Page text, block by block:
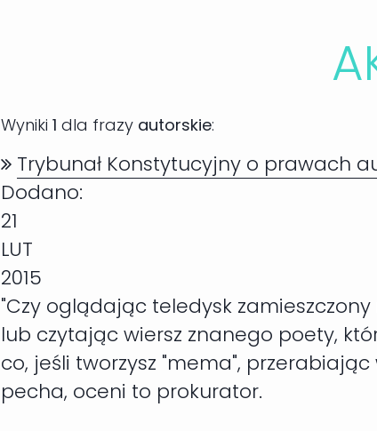
Wyniki 1 dla frazy autorskie:
Trybunał Konstytucyjny o prawach
Dodano:
21
LUT
2015
"Czy oglądając teledysk
lub czytając wiersz znanego poety,
co, jeśli tworzysz "mema",
pecha, oceni to prokurator.